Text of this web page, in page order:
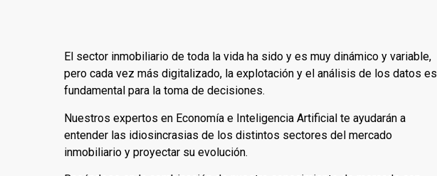
El sector inmobiliario de toda la vida ha sido y es muy dinámico y variable,
pero cada vez más digitalizado, la explotación y el análisis de los datos es
fundamental para la toma de decisiones.
Nuestros expertos en Economía e Inteligencia Artificial te ayudarán a
entender las idiosincrasias de los distintos sectores del mercado
inmobiliario y proyectar su evolución.